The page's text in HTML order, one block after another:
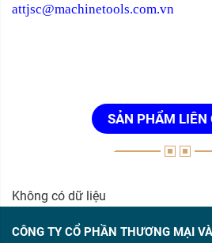
attjsc@machinetools.com.vn
SẢN PHẨM LIÊN
Không có dữ liệu
CÔNG TY CỔ PHẦN THƯƠNG MẠI